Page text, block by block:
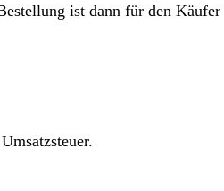
ist dann für den Käufer